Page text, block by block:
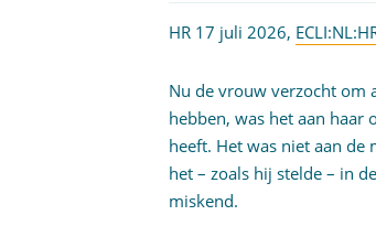
HR 17 juli 2026,
Nu de vrouw verzocht om
hebben, was het aan haar
heeft. Het was niet aan
het – zoals hij stelde – in
miskend.